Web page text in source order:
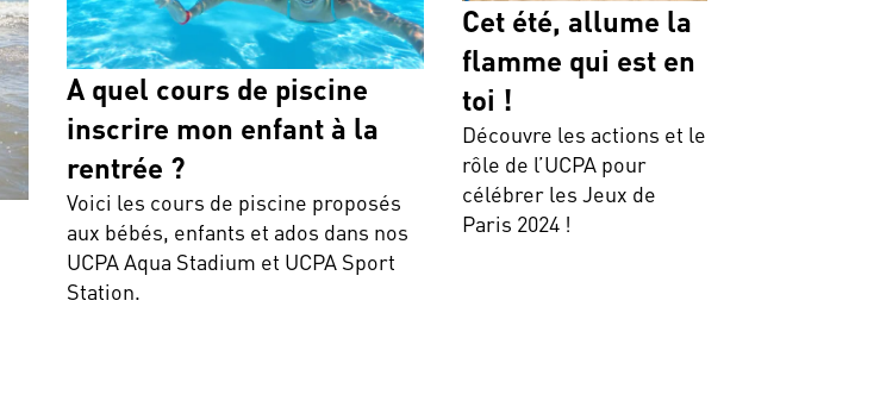
A quel cours de piscine
inscrire mon enfant à la
rentrée ?
Voici les cours de piscine proposés
aux bébés, enfants et ados dans nos
UCPA Aqua Stadium et UCPA Sport
Station.
Cet été, allume la
flamme qui est en
toi !
Découvre les actions et le
rôle de l’UCPA pour
célébrer les Jeux de
Paris 2024 !